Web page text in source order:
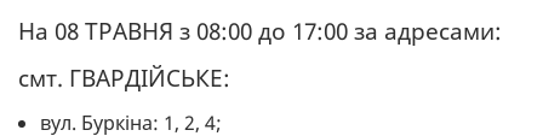
На 08 ТРАВНЯ з 08:00 до 17:00 за адресами:
смт. ГВАРДІЙСЬКЕ:
вул. Буркіна: 1, 2, 4;